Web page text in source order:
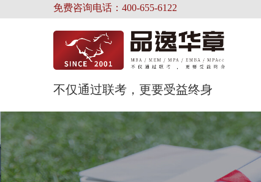
免费咨询电话：400-655-6122
不仅通过联考，更要受益终身